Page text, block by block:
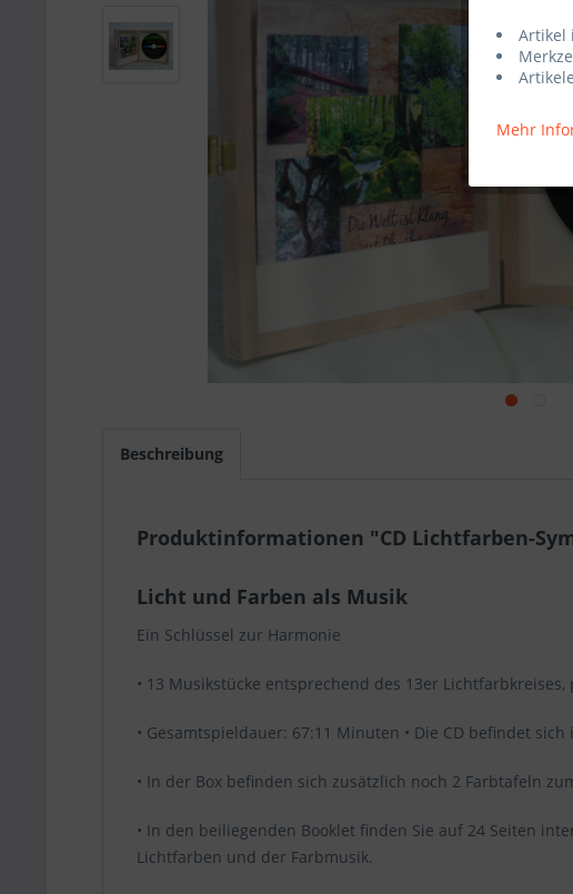
Beschreibung
Produktinformationen "CD Lichtfarben-
Licht und Farben als Musik
Ein Schlüssel zur Harmonie
• 13 Musikstücke entsprechend des 13er
• Gesamtspieldauer: 67:11 Minuten • Die CD befindet
• In der Box befinden sich zusätzlich noch 2 Farbtafeln
• In den beiliegenden Booklet finden Sie auf 24 Seiten
Lichtfarben und der Farbmusik.
Artikel
Mehr